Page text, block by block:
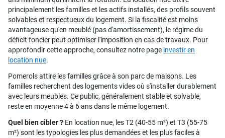
principalement les familles et les actifs installés, des profils souvent
solvables et respectueux du logement. Si la fiscalité est moins
avantageuse qu'en meublé (pas d'amortissement), le régime du
déficit foncier peut optimiser l'imposition en cas de travaux. Pour
approfondir cette approche, consultez notre page investir en
location nue.
Pomerols attire les familles grâce à son parc de maisons. Les
familles recherchent des logements vides où s'installer durablement
avec leurs meubles. Ce public, généralement stable et solvable,
reste en moyenne 4 à 6 ans dans le même logement.
Quel bien cibler ? En location nue, les T2 (40-55 m²) et T3 (55-75
m²) sont les typologies les plus demandées et les plus faciles à